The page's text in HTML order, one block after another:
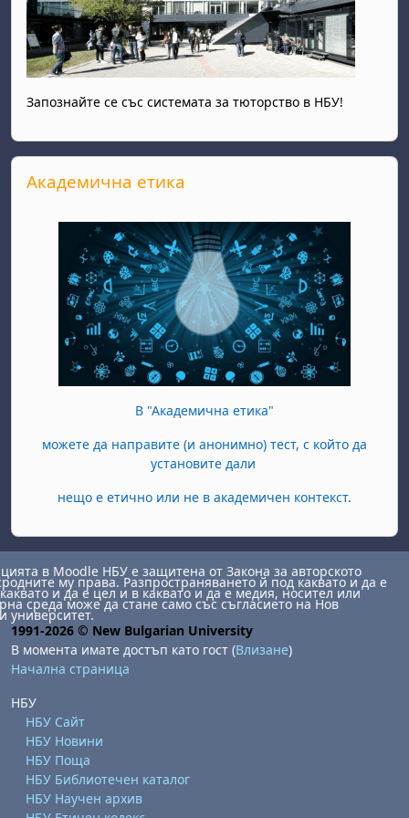
Запознайте се със системата за тюторство в НБУ!
Прескочи Академична етика
Академична етика
В "Академична етика"
можете да направите (и анонимно) тест, с който да
установите дали
нещо е етично или не в академичен контекст.
в Moodle НБУ е защитена от Закона за авторското
му права. Разпространяването й под каквато и да е
и да е цел и в каквато и да е медия, носител или
среда може да стане само със съгласието на Нов
университет.
1991-2026 © New Bulgarian University
В момента имате достъп като гост (Влизане)
Начална страница
НБУ
НБУ Сайт
НБУ Новини
НБУ Поща
НБУ Библиотечен каталог
НБУ Научен архив